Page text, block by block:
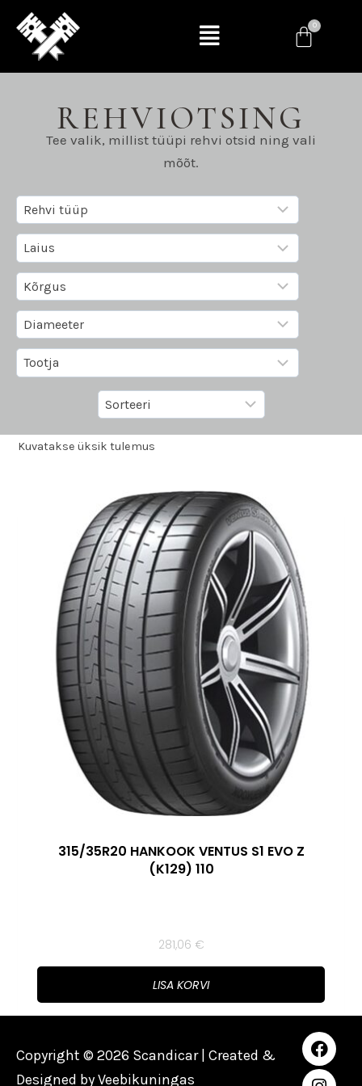
REHVIOTSING
Tee valik, millist tüüpi rehvi otsid ning vali
mõõt.
Kuvatakse üksik tulemus
315/35R20 HANKOOK VENTUS S1 EVO Z
(K129) 110
281,06 €
LISA KORVI
Copyright © 2026 Scandicar | Created &
Designed byVeebikuningas